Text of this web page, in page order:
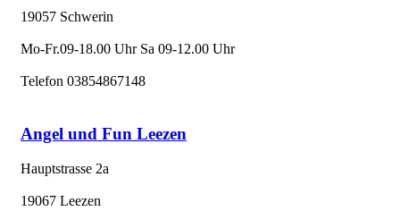
19057 Schwerin
Mo-Fr.09-18.00 Uhr Sa 09-12.00 Uhr
Telefon 03854867148
Angel und Fun Leezen
Hauptstrasse 2a
19067 Leezen